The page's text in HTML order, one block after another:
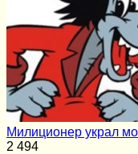
Милиционер украл
2 494